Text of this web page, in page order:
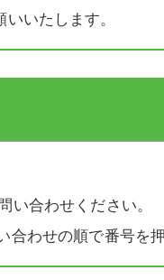
いたします。
い合わせください。
わせの順で番号を押